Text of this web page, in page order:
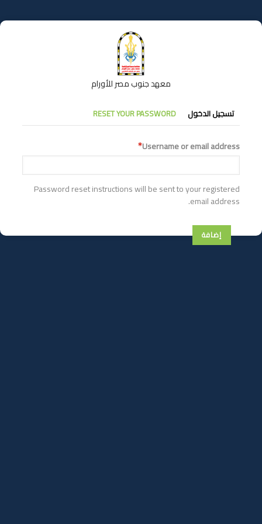
إلى
المحتوى
معهد جنوب مصر للأورام
التبويبات
الأساسية
تسجيل الدخول RESET YOUR PASSWORD
Username or email address
Password reset instructions will be sent to your registered
email address.